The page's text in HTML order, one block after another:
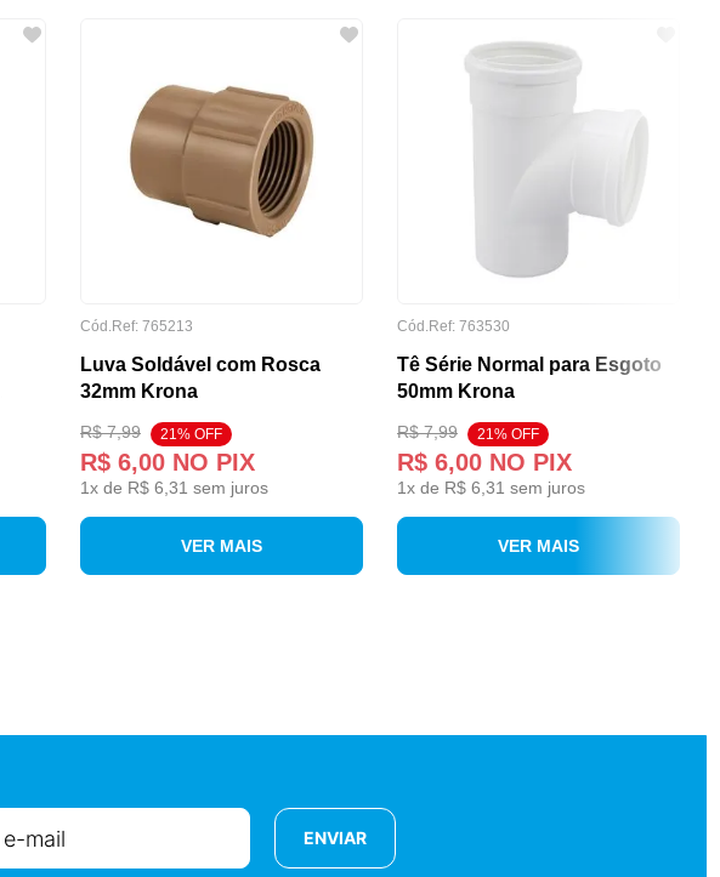
Cód.Ref: 765213
Luva Soldável com Rosca
32mm Krona
R$ 7,99 21% OFF
R$ 6,00 NO PIX
1x de R$ 6,31 sem juros
VER MAIS
Cód.Ref: 763530
Tê Série Normal para Esgoto
50mm Krona
R$ 7,99 21% OFF
R$ 6,00 NO PIX
1x de R$ 6,31 sem juros
VER MAIS
ENVIAR